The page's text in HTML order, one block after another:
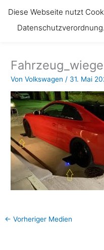
Inhalt
springen
VonVolkswagen/ 31. Mai
← Vorheriger Medien
Diese Webseite nutzt
Datenschutzverordnung.